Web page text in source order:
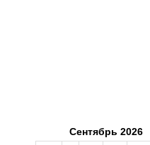
Сентябрь 2026